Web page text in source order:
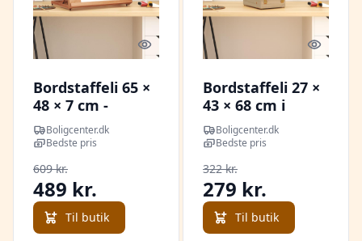
Quick look
Bordstaffeli 65 ×
48 × 7 cm -
massivt bøgetræ
Boligcenter.dk
Bedste pris
609 kr.
489 kr.
Til butik
Quick
Bordstaffeli 27 ×
43 × 68 cm i
massivt fyrretræ
- justerbart og
Boligcenter.dk
Bedste pris
322 kr.
279 kr.
Til butik